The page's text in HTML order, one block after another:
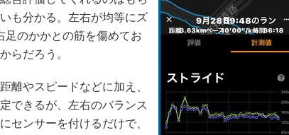
も分かる。左右が均等にズ
足のかかとの筋を傷めてお
らだろう。
離やスピードなどに加え、
できるが、左右のバランス
センサーを付けるだけで、